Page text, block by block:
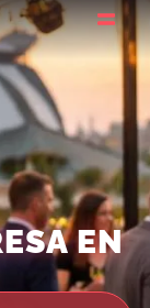
EN